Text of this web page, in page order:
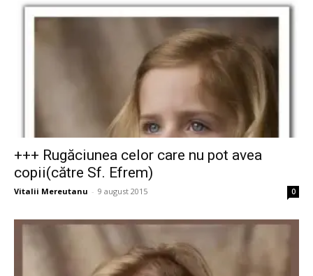
+++ Rugăciunea celor care nu pot avea
copii(către Sf. Efrem)
Vitalii Mereutanu - 9 august 2015 0